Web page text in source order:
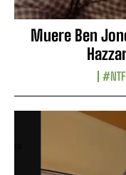
Muere Ben
#NTF